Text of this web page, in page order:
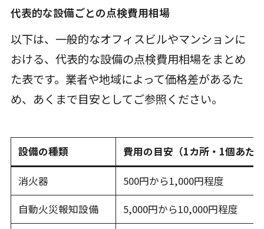
代表的な設備ごとの点検費用相場
以下は、一般的なオフィスビルやマンションに
おける、代表的な設備の点検費用相場をまとめ
た表です。業者や地域によって価格差があるた
め、あくまで目安としてご参照ください。
設備の種類 費用の目安（1カ所・1個あた
消火器
500円から1,000円程度
自動火災報知設備
5,000円から10,000円程度